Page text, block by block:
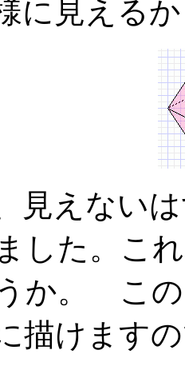
に見える
見えない
した。こ
か。 この
描けます